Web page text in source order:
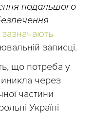
подальшого
зазначають
записці.
що потреба у
через
частини
Україні